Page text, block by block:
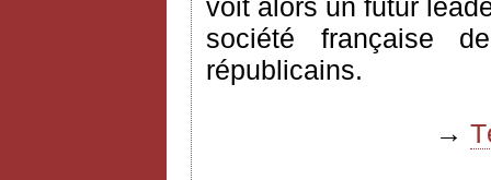
voit alors un futur
société française
républicains.
→